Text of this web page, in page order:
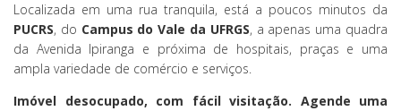
Localizada em uma rua tranquila, está a poucos minutos da
PUCRS, do Campus do Vale da UFRGS, a apenas uma quadra
da Avenida Ipiranga e próxima de hospitais, praças e uma
ampla variedade de comércio e serviços.
Imóvel desocupado, com fácil visitação. Agende uma